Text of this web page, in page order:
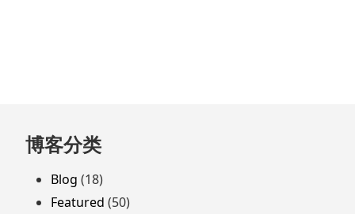
跳
至
页
脚
博客分类
Blog (18)
Featured (50)